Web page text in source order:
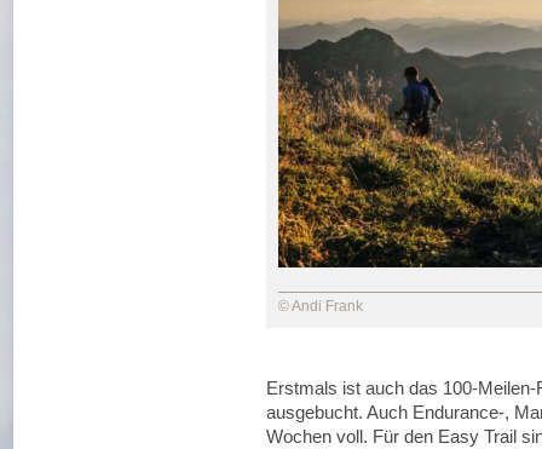
© Andi Frank
Erstmals ist auch das 100-
ausgebucht. Auch Endurance-,
Wochen voll. Für den Easy Trail